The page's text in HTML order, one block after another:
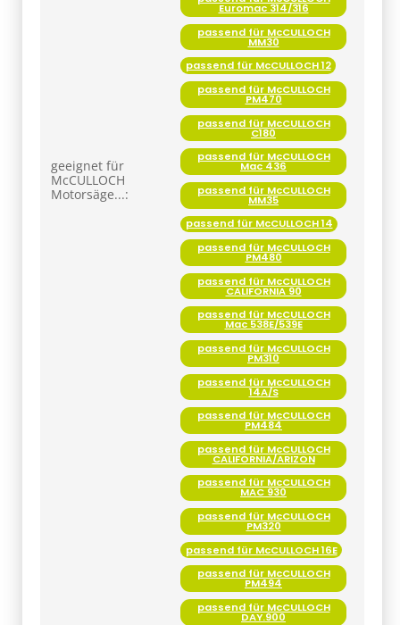
geeignet für
McCULLOCH
Motorsäge...:
Euromac 314/316
passend für McCULLOCH
MM30
passend für McCULLOCH 12
passend für McCULLOCH
PM470
passend für McCULLOCH
C180
passend für McCULLOCH
Mac 436
passend für McCULLOCH
MM35
passend für McCULLOCH 14
passend für McCULLOCH
PM480
passend für McCULLOCH
CALIFORNIA 90
passend für McCULLOCH
Mac 538E/539E
passend für McCULLOCH
PM310
passend für McCULLOCH
14A/S
passend für McCULLOCH
PM484
passend für McCULLOCH
CALIFORNIA/ARIZON
passend für McCULLOCH
MAC 930
passend für McCULLOCH
PM320
passend für McCULLOCH 16E
passend für McCULLOCH
PM494
passend für McCULLOCH
DAY.900